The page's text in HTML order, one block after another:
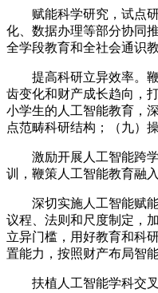
赋能科学研究，试点研
化、数据办理等部分协同
全学段教育和全社会通识
提高科研立异效率。鞭
齿变化和财产成长趋向，
小学生的人工智能教育，
点范畴科研结构；（九）
激励开展人工智能跨学
训，鞭策人工智能教育融
深切实施人工智能赋能
议程、法则和尺度制定，
立异门槛，用好教育和科
置能力，按照财产布局智
扶植人工智能学科交叉